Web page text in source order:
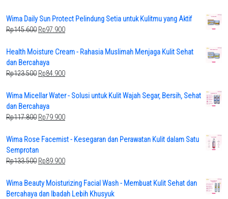
Wima Daily Sun Protect Pelindung Setia untuk Kulitmu yang Aktif
Rp145.600 Original
was:
Rp145.600.
Rp97.900Current
is:
Health Moisture Cream - Rahasia Muslimah Menjaga Kulit Sehat
dan Bercahaya
Rp123.500 Original
was:
Rp123.500.
Rp84.900Current
is:
Wima Micellar Water - Solusi untuk Kulit Wajah Segar, Bersih, Sehat
dan Bercahaya
Rp117.800 Original
was:
Rp117.800.
Rp79.900Current
is:
Wima Rose Facemist - Kesegaran dan Perawatan Kulit dalam Satu
Semprotan
Rp133.500 Original
was:
Rp133.500.
Rp89.900Current
is:
Rp89.900.
Wima Beauty Moisturizing Facial Wash - Membuat Kulit Sehat dan
Bercahaya dan Ibadah Lebih Khusyuk